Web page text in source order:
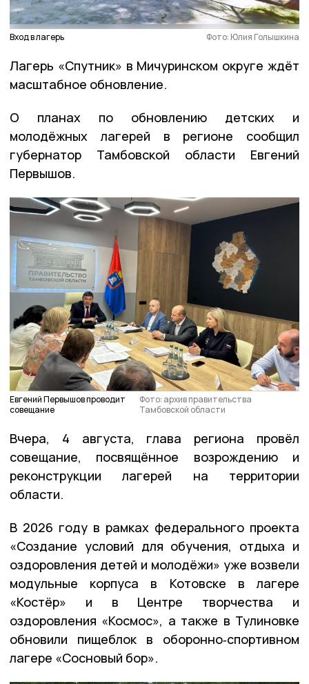
Вход в лагерь Фото: Юлия Голышкина
Лагерь «Спутник» в Мичуринском округе ждёт
масштабное обновление.
О планах по обновлению детских и
молодёжных лагерей в регионе сообщил
губернатор Тамбовской области Евгений
Первышов.
Евгений Первышов проводит
совещание
Фото: архив правительства
Тамбовской области
Вчера, 4 августа, глава региона провёл
совещание, посвящённое возрождению и
реконструкции лагерей на территории
области.
В 2026 году в рамках федерального проекта
«Создание условий для обучения, отдыха и
оздоровления детей и молодёжи» уже возвели
модульные корпуса в Котовске в лагере
«Костёр» и в Центре творчества и
оздоровления «Космос», а также в Тулиновке
обновили пищеблок в оборонно‑спортивном
лагере «Сосновый бор».